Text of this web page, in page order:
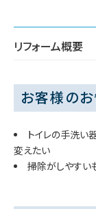
リフォーム概要
お客様の
トイレの手洗い
変えたい
掃除がしやすい